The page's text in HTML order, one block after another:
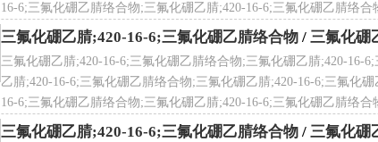
16-6;三氟化硼乙腈络合物;三氟化硼乙腈;420-16-6;三氟化硼乙腈络
化硼乙腈络合物;三氟化硼乙腈;420-16-6;三氟化硼乙腈络合物;
三氟化硼乙腈;420-16-6;三氟化硼乙腈络合物 / 三氟化硼
三氟化硼乙腈;420-16-6;三氟化硼乙腈络合物;三氟化硼乙腈;420-16-
乙腈;420-16-6;三氟化硼乙腈络合物;三氟化硼乙腈;420-16-6;三氟化
16-6;三氟化硼乙腈络合物;三氟化硼乙腈;420-16-6;三氟化硼乙腈络
化硼乙腈络合物;三氟化硼乙腈;420-16-6;三氟化硼乙腈络合物;
三氟化硼乙腈;420-16-6;三氟化硼乙腈络合物 / 三氟化硼